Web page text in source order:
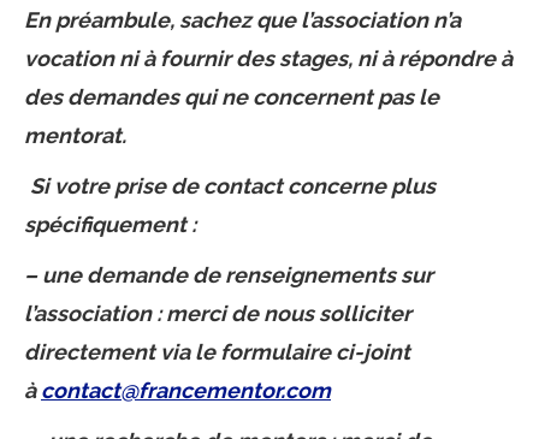
En préambule, sachez que l’association n’a
vocation ni à fournir des stages, ni à répondre à
des demandes qui ne concernent pas le
mentorat.
Si votre prise de contact concerne plus
spécifiquement :
– une demande de renseignements sur
l’association : merci de nous solliciter
directement via le formulaire ci-joint
àcontact@francementor.com